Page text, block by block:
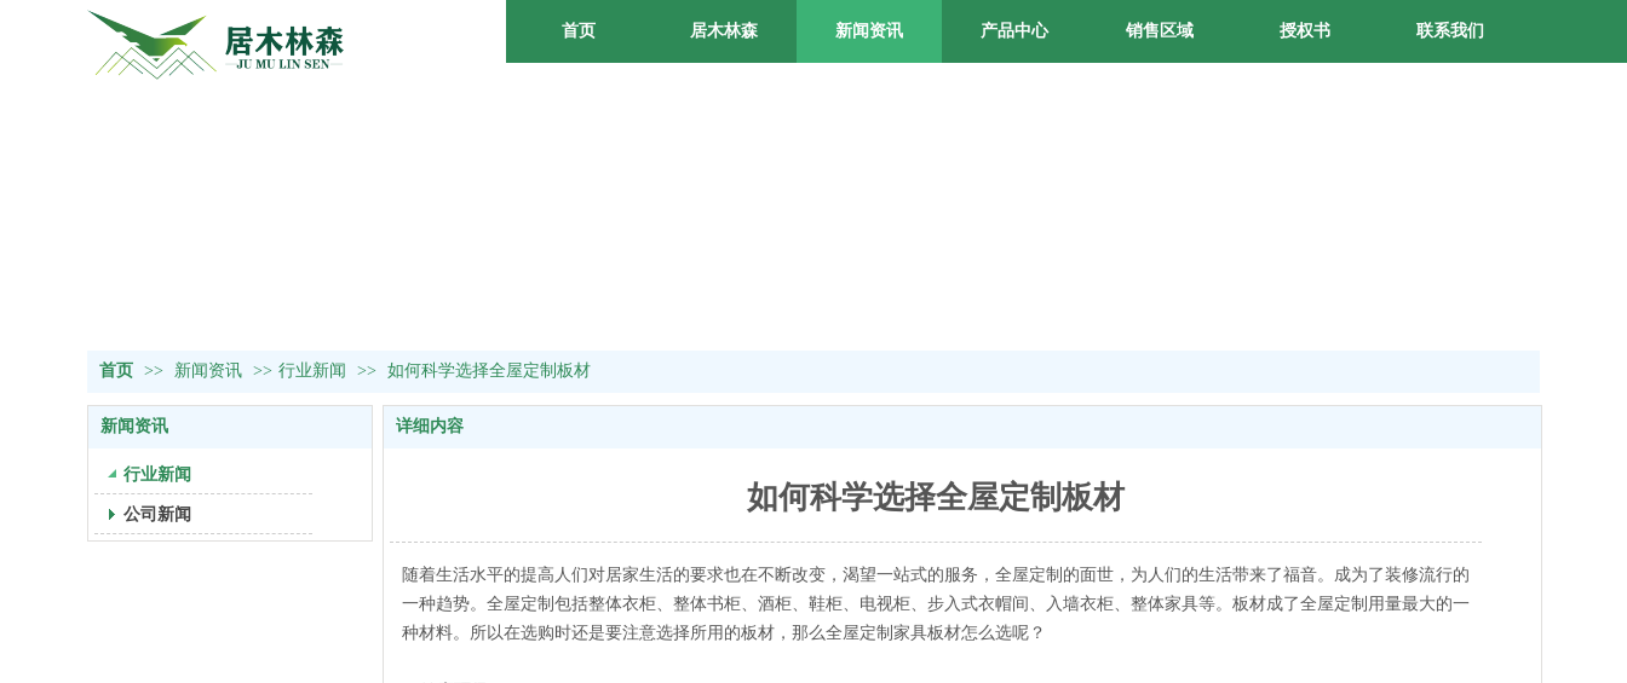
首页 居木林森 新闻资讯 产品中心 销售区域 授权书 联系我们
首页 >> 新闻资讯 >> 行业新闻 >> 如何科学选择全屋定制板材
新闻资讯
行业新闻
公司新闻
详细内容
如何科学选择全屋定制板材
随着生活水平的提高人们对居家生活的要求也在不断改变，渴望一站式的服务，全屋定制的面世，为人们的生活带来了福音。成为了装修流行的
一种趋势。全屋定制包括整体衣柜、整体书柜、酒柜、鞋柜、电视柜、步入式衣帽间、入墙衣柜、整体家具等。板材成了全屋定制用量最大的一
种材料。所以在选购时还是要注意选择所用的板材，那么全屋定制家具板材怎么选呢？